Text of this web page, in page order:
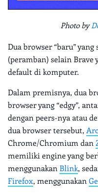
Photo by
Dua browser “baru”
(peramban) selain
default di komputer.
Dalam premisnya, dua
browser yang “edgy”,
dengan peers-nya atau
dua browser tersebut, Arc
Chrome/Chromium dan
memiliki engine yang
menggunakan Blink,
Firefox, menggunakan